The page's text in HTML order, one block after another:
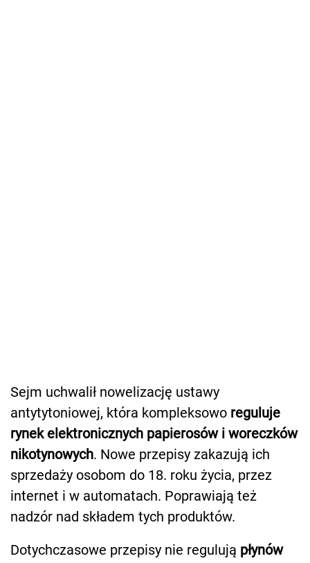
Sejm uchwalił nowelizację ustawy
antytytoniowej, która kompleksowo reguluje
rynek elektronicznych papierosów i woreczków
nikotynowych. Nowe przepisy zakazują ich
sprzedaży osobom do 18. roku życia, przez
internet i w automatach. Poprawiają też
nadzór nad składem tych produktów.
Dotychczasowe przepisy nie regulują płynów